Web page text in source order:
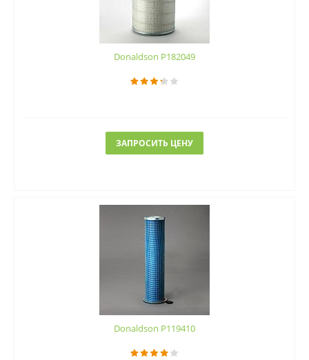
Donaldson P182049
ЗАПРОСИТЬ ЦЕНУ
Donaldson P119410